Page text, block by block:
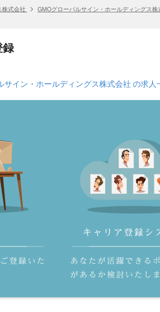
株式会社 GMOグローバルサイン・ホールディングス株
録
サイン・ホールディングス株式会社 の求人